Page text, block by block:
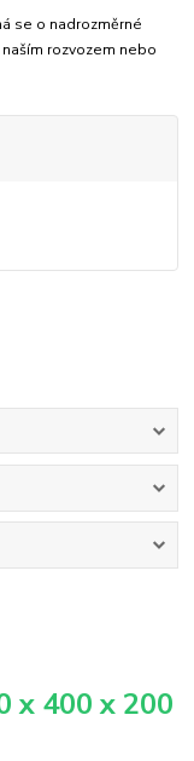
se o nadrozměrné
rozvozem nebo
x 400 x 200